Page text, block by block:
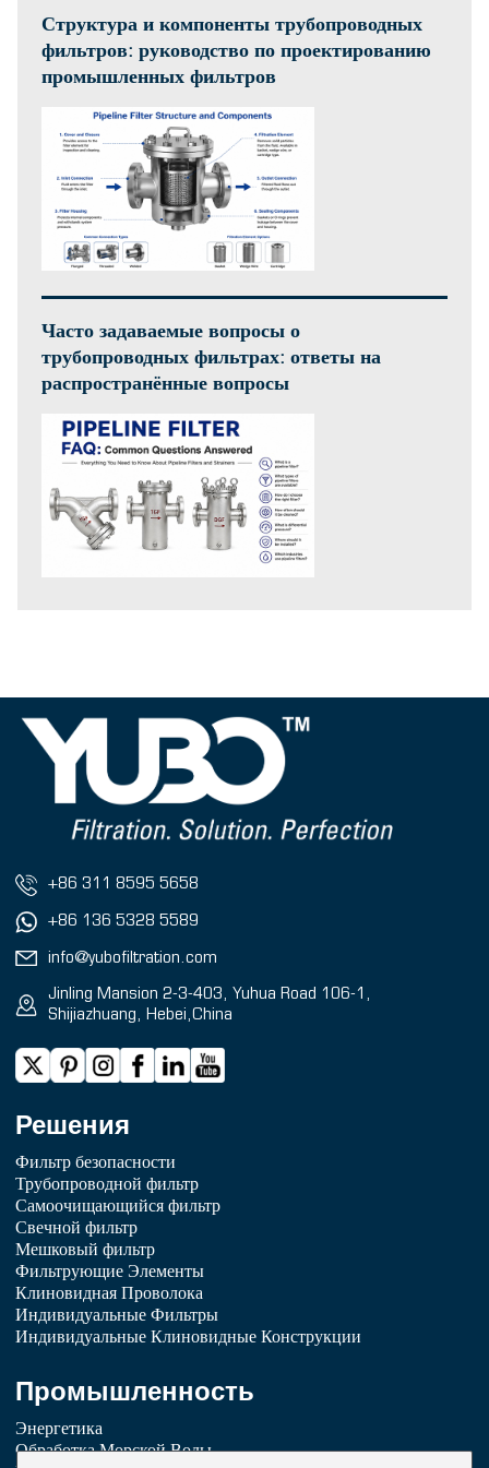
Структура и компоненты трубопроводных
фильтров: руководство по проектированию
промышленных фильтров
Часто задаваемые вопросы о
трубопроводных фильтрах: ответы на
распространённые вопросы
+86 311 8595 5658
+86 136 5328 5589
info@yubofiltration.com
Jinling Mansion 2-3-403, Yuhua Road 106-1,
Shijiazhuang, Hebei,China
Решения
Фильтр безопасности
Трубопроводной фильтр
Самоочищающийся фильтр
Свечной фильтр
Мешковый фильтр
Фильтрующие Элементы
Клиновидная Проволока
Индивидуальные Фильтры
Индивидуальные Клиновидные Конструкции
Промышленность
Энергетика
Обработка Морской Воды